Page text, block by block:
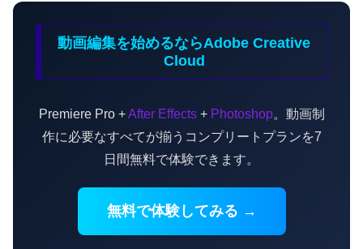
動画編集を始めるならAdobe Creative
Cloud
Premiere Pro +After Effects+ Photoshop。動画制
作に必要なすべてが揃うコンプリートプランを7
日間無料で体験できます。
無料で体験してみる →